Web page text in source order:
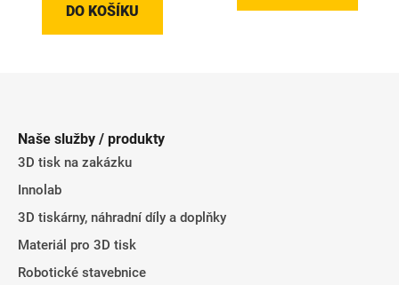
DO KOŠÍKU
Naše služby / produkty
3D tisk na zakázku
Innolab
3D tiskárny, náhradní díly a doplňky
Materiál pro 3D tisk
Robotické stavebnice